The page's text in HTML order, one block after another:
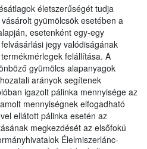
életszerűségét tudja
gyümölcsök esetében a
esetenként egy-egy
jegy valódiságának
felállítása. A
gyümölcs alapanyagok
arányok segítenek
igazolt pálinka mennyisége az
mennyiségnek elfogadható
ellátott pálinka esetén az
megkezdését az elsőfokú
Élelmiszerlánc-